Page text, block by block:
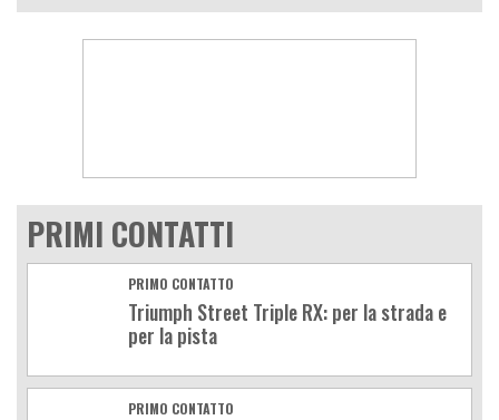
PRIMI CONTATTI
PRIMO CONTATTO
Triumph Street Triple RX: per la strada e
per la pista
PRIMO CONTATTO